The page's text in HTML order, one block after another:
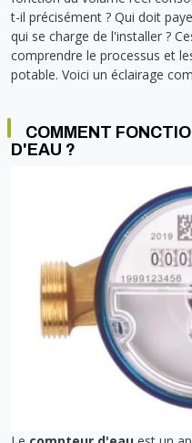
RACCORD PE
RACCORD GALVA
RACCORD INOX
KIT FIXATION MURAL
ETANCHÉITÉ
FIXATION ET SUPPORT
RÉDUCTEUR DE
COMPTEUR ET
Soupape différentielle
Température
Vase d'expansion
Vanne de Température
Vanne de zone
Vanne équilibrage
SOLAIRE
PAC
CHAUDIÈRE
EQUIPEMENT
COMMUNICATION
COLLIER ET FIXATION
GAINE
ECLAIRAGE PORTATIF
LAMPE ET TORCHE
PILES ET
BLOC DE SÉCURITÉ
SYSTÈMES DE SÉCURITÉ
VMC ET VENTILATION
TRAPPE CHATIÈRE ET
PLOMBERIE PER
VOTRE SOLUTION
t-il précisément ? Qui doit
qui se charge de l'installer ?
comprendre le processus et
potable. Voici un éclairage
COMMENT
D'EAU ?